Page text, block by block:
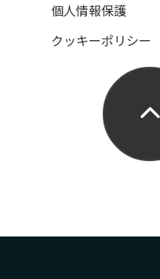
個人情報保護
クッキーポリシー